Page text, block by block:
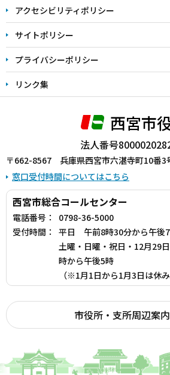
アクセシビリティポリシー
サイトポリシー
プライバシーポリシー
リンク集
西宮市
法人番号
〒662-8567 兵庫県西宮市六湛寺町10番3
窓口受付時間についてはこちら
西宮市総合コールセンター
電話番号：
0798-36-5000
受付時間：
平日 午前8時30分から午後
土曜・日曜・祝日・12月29
時から午後5時
（※1月1日から1月3日は休み
市役所・支所周辺案内